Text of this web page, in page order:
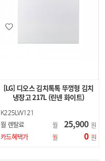
[LG] 디오스 김치톡톡 뚜껑형 김치
냉장고 217L (린넨 화이트)
K225LW121
월 렌탈료 월 25,900 원
카드혜택가
월 0 원